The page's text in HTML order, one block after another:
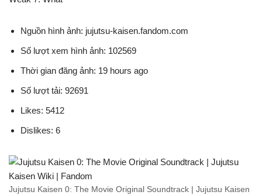
Nguồn hình ảnh: jujutsu-kaisen.fandom.com
Số lượt xem hình ảnh: 102569
Thời gian đăng ảnh: 19 hours ago
Số lượt tải: 92691
Likes: 5412
Dislikes: 6
Jujutsu Kaisen 0: The Movie Original Soundtrack | Jujutsu Kaisen